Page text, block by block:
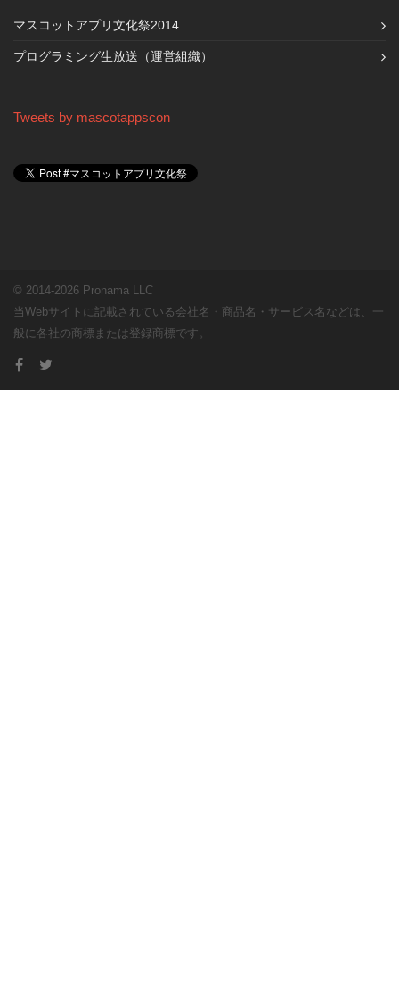
マスコットアプリ文化祭2014
プログラミング生放送（運営組織）
Tweets by mascotappscon
© 2014-2026 Pronama LLC
当Webサイトに記載されている会社名・商品名・サービス名などは、一
般に各社の商標または登録商標です。